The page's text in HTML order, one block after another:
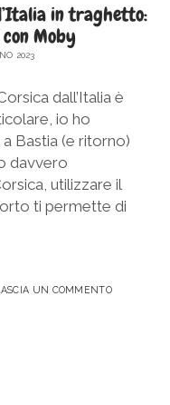
in traghetto:
Moby
2023
dall’Italia è
io ho
Bastia (e ritorno)
davvero
utilizzare il
ti permette di
UN COMMENTO